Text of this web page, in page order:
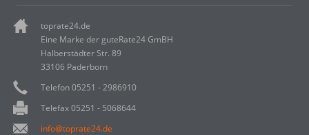
toprate24.de
Eine Marke der guteRate24 GmBH
Halberstädter Str. 89
33106 Paderborn
Telefon 05251 - 2986910
Telefax 05251 - 5068644
info@toprate24.de